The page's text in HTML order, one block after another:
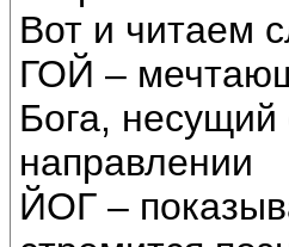
Вот и читаем
ГОЙ –
Бога,
направлении
ЙОГ –